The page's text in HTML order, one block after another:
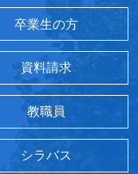
卒業生の方
資料請求
教職員
シラバス